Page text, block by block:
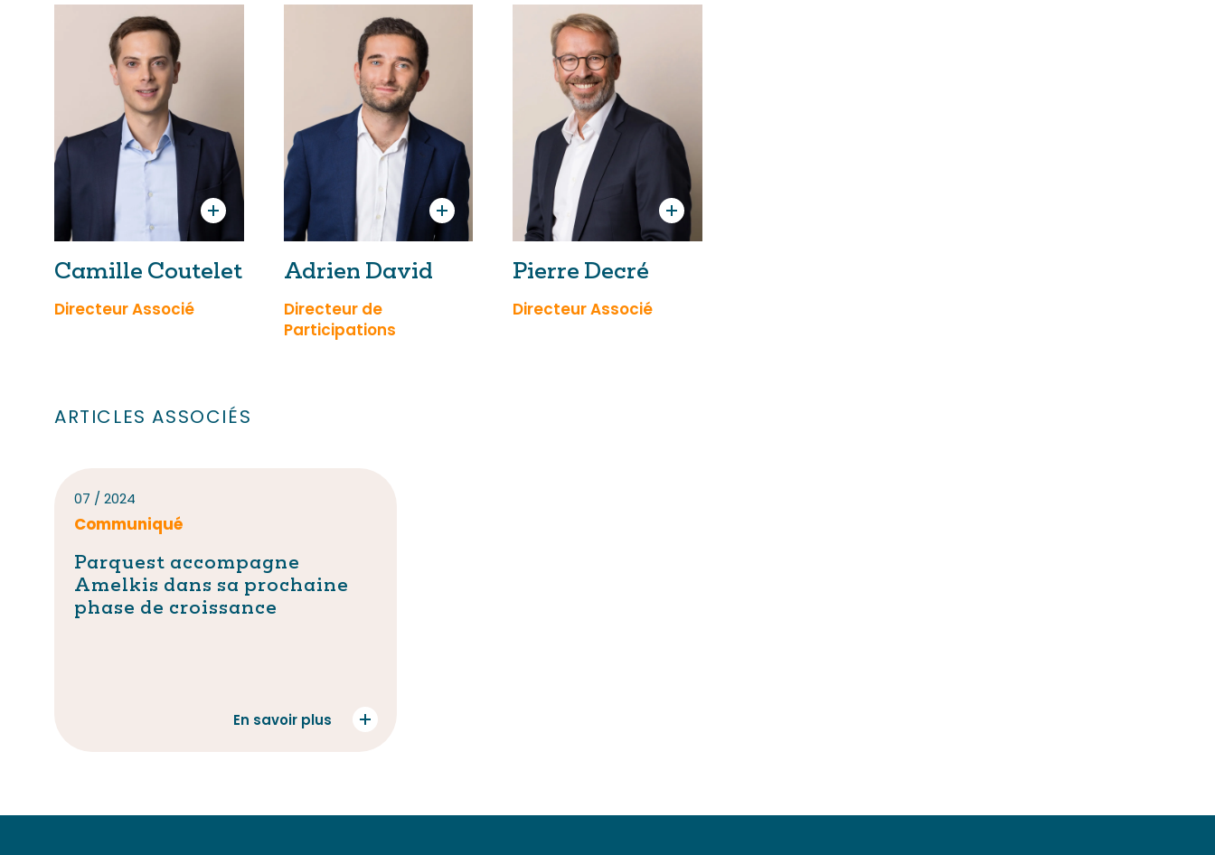
Camille Coutelet
Directeur Associé
Adrien David
Directeur de
Participations
Pierre Decré
Directeur Associé
ARTICLES ASSOCIÉS
07 / 2024
Communiqué
Parquest accompagne
Amelkis dans sa prochaine
phase de croissance
En savoir plus